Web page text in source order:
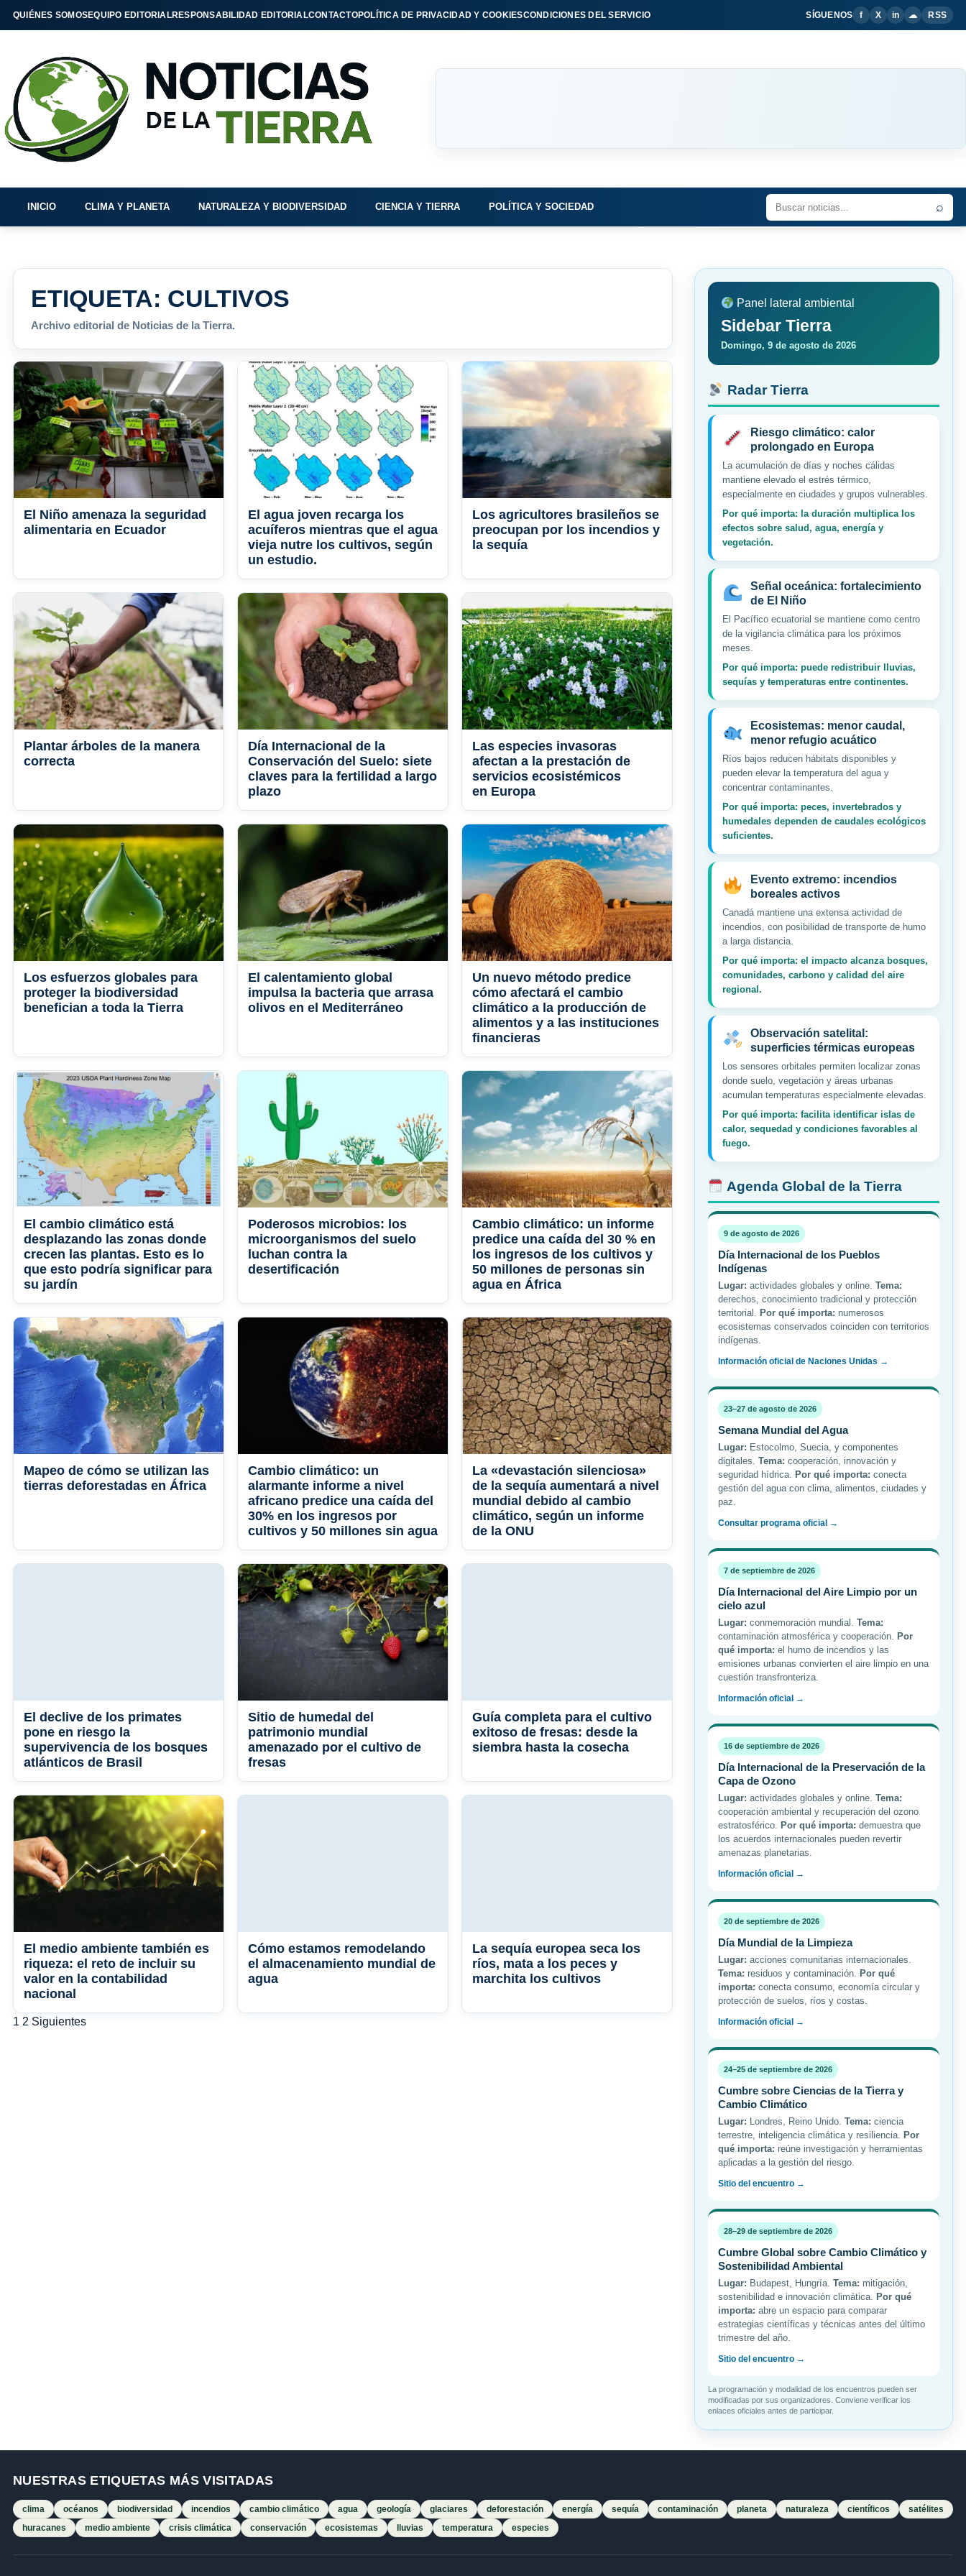
QUIÉNES SOMOSEQUIPO EDITORIALRESPONSABILIDAD EDITORIALCONTACTOPOLÍTICA DE PRIVACIDAD Y COOKIESCONDICIONES DEL SERVICIO SÍGUENOS f X in ☁ RSS
INICIO CLIMA Y PLANETA NATURALEZA Y BIODIVERSIDAD CIENCIA Y TIERRA POLÍTICA Y SOCIEDAD ⌕
ETIQUETA: CULTIVOS
Archivo editorial de Noticias de la Tierra.
El Niño amenaza la seguridad
alimentaria en Ecuador
El agua joven recarga los
acuíferos mientras que el agua
vieja nutre los cultivos, según
un estudio.
Los agricultores brasileños se
preocupan por los incendios y
la sequía
Plantar árboles de la manera
correcta
Día Internacional de la
Conservación del Suelo: siete
claves para la fertilidad a largo
plazo
Las especies invasoras
afectan a la prestación de
servicios ecosistémicos
en Europa
Los esfuerzos globales para
proteger la biodiversidad
benefician a toda la Tierra
El calentamiento global
impulsa la bacteria que arrasa
olivos en el Mediterráneo
Un nuevo método predice
cómo afectará el cambio
climático a la producción de
alimentos y a las instituciones
financieras
El cambio climático está
desplazando las zonas donde
crecen las plantas. Esto es lo
que esto podría significar para
su jardín
Poderosos microbios: los
microorganismos del suelo
luchan contra la
desertificación
Cambio climático: un informe
predice una caída del 30 % en
los ingresos de los cultivos y
50 millones de personas sin
agua en África
Mapeo de cómo se utilizan las
tierras deforestadas en África
Cambio climático: un
alarmante informe a nivel
africano predice una caída del
30% en los ingresos por
cultivos y 50 millones sin agua
La «devastación silenciosa»
de la sequía aumentará a nivel
mundial debido al cambio
climático, según un informe
de la ONU
El declive de los primates
pone en riesgo la
supervivencia de los bosques
atlánticos de Brasil
Sitio de humedal del
patrimonio mundial
amenazado por el cultivo de
fresas
Guía completa para el cultivo
exitoso de fresas: desde la
siembra hasta la cosecha
El medio ambiente también es
riqueza: el reto de incluir su
valor en la contabilidad
nacional
Cómo estamos remodelando
el almacenamiento mundial de
agua
La sequía europea seca los
ríos, mata a los peces y
marchita los cultivos
Paginación
1 2 Siguientes
Panel lateral ambiental
Sidebar Tierra
Domingo, 9 de agosto de 2026
Radar Tierra
Riesgo climático: calor
prolongado en Europa
La acumulación de días y noches cálidas
mantiene elevado el estrés térmico,
especialmente en ciudades y grupos vulnerables.
Por qué importa: la duración multiplica los
efectos sobre salud, agua, energía y
vegetación.
Señal oceánica: fortalecimiento
de El Niño
El Pacífico ecuatorial se mantiene como centro
de la vigilancia climática para los próximos
meses.
Por qué importa: puede redistribuir lluvias,
sequías y temperaturas entre continentes.
Ecosistemas: menor caudal,
menor refugio acuático
Ríos bajos reducen hábitats disponibles y
pueden elevar la temperatura del agua y
concentrar contaminantes.
Por qué importa: peces, invertebrados y
humedales dependen de caudales ecológicos
suficientes.
Evento extremo: incendios
boreales activos
Canadá mantiene una extensa actividad de
incendios, con posibilidad de transporte de humo
a larga distancia.
Por qué importa: el impacto alcanza bosques,
comunidades, carbono y calidad del aire
regional.
Observación satelital:
superficies térmicas europeas
Los sensores orbitales permiten localizar zonas
donde suelo, vegetación y áreas urbanas
acumulan temperaturas especialmente elevadas.
Por qué importa: facilita identificar islas de
calor, sequedad y condiciones favorables al
fuego.
Agenda Global de la Tierra
9 de agosto de 2026
Día Internacional de los Pueblos
Indígenas
Lugar: actividades globales y online. Tema:
derechos, conocimiento tradicional y protección
territorial. Por qué importa: numerosos
ecosistemas conservados coinciden con territorios
indígenas.
Información oficial de Naciones Unidas →
23–27 de agosto de 2026
Semana Mundial del Agua
Lugar: Estocolmo, Suecia, y componentes
digitales. Tema: cooperación, innovación y
seguridad hídrica. Por qué importa: conecta
gestión del agua con clima, alimentos, ciudades y
paz.
Consultar programa oficial →
7 de septiembre de 2026
Día Internacional del Aire Limpio por un
cielo azul
Lugar: conmemoración mundial. Tema:
contaminación atmosférica y cooperación. Por
qué importa: el humo de incendios y las
emisiones urbanas convierten el aire limpio en una
cuestión transfronteriza.
Información oficial →
16 de septiembre de 2026
Día Internacional de la Preservación de la
Capa de Ozono
Lugar: actividades globales y online. Tema:
cooperación ambiental y recuperación del ozono
estratosférico. Por qué importa: demuestra que
los acuerdos internacionales pueden revertir
amenazas planetarias.
Información oficial →
20 de septiembre de 2026
Día Mundial de la Limpieza
Lugar: acciones comunitarias internacionales.
Tema: residuos y contaminación. Por qué
importa: conecta consumo, economía circular y
protección de suelos, ríos y costas.
Información oficial →
24–25 de septiembre de 2026
Cumbre sobre Ciencias de la Tierra y
Cambio Climático
Lugar: Londres, Reino Unido. Tema: ciencia
terrestre, inteligencia climática y resiliencia. Por
qué importa: reúne investigación y herramientas
aplicadas a la gestión del riesgo.
Sitio del encuentro →
28–29 de septiembre de 2026
Cumbre Global sobre Cambio Climático y
Sostenibilidad Ambiental
Lugar: Budapest, Hungría. Tema: mitigación,
sostenibilidad e innovación climática. Por qué
importa: abre un espacio para comparar
estrategias científicas y técnicas antes del último
trimestre del año.
Sitio del encuentro →
La programación y modalidad de los encuentros pueden ser
modificadas por sus organizadores. Conviene verificar los
enlaces oficiales antes de participar.
NUESTRAS ETIQUETAS MÁS VISITADAS
clima océanos biodiversidad incendios cambio climático agua geología glaciares deforestación energía sequía contaminación planeta naturaleza científicos
satélites
huracanes
medio ambiente crisis climática conservación ecosistemas lluvias temperatura especies